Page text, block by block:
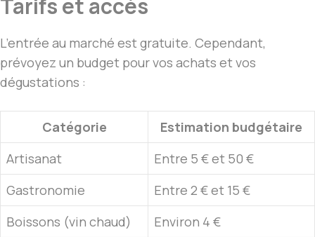
L’entrée au marché est gratuite. Cependant,
prévoyez un budget pour vos achats et vos
dégustations :
Catégorie
Estimation budgétaire
Artisanat
Entre 5 € et 50 €
Gastronomie
Entre 2 € et 15 €
Boissons (vin chaud)
Environ 4 €